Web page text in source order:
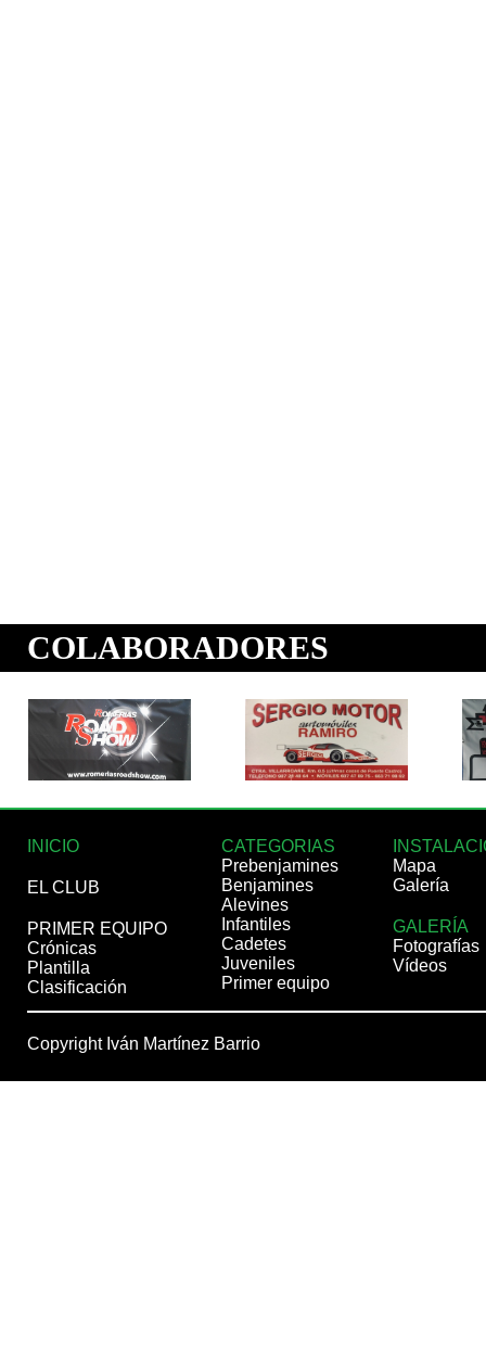
INICIO
EL CLUB
PRIMER EQUIPO
Crónicas
Plantilla
Clasificación
CATEGORIAS
Prebenjamines
Benjamines
Alevines
Infantiles
Cadetes
Juveniles
Primer equipo
Mapa
Galería
GALERÍA
Fotografías
Vídeos
Copyright Iván Martínez Barrio